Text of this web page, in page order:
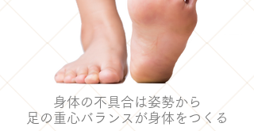
身体の不具合は姿勢から
足の重心バランスが​身体をつくる